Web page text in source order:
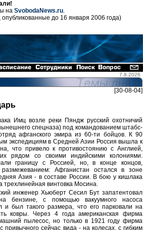
на SvobodaNews.ru.
до 16 января 2006 года)
7.8.2026
[30-08-04]
Имц возле реки Пяндж русский охотничий
спецназа) под командованием штабс-
афганского эмира из 60-ти бойцов. К 90
экспедициям в Средней Азии Россия вышла к
что привело к противостоянию с Англией,
рядом со своими индийскими колониями.
границу с Россией, но, в конце концов,
Афганистан остался в зоне
Азия - в составе России. В бою у кишлака
винтовка Мосина.
инженер Хьюберт Сесил Бут запатентовал
бензине, с помощью вакуумного насоса
был такого размера, что его парковали на
ковры. Через 4 года американская фирма
пылесос, но только в 1921 году фирма
сейчас вида - на колесах, с гибким